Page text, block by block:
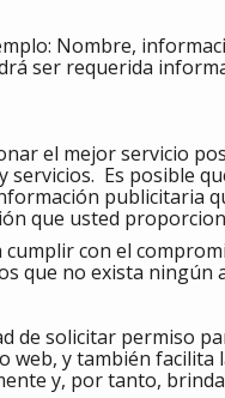
Nombre,
ser requerida
el mejor servicio
Es posible
publicitaria
que usted
con el
que no exista ningún
de solicitar permiso
y también
y, por tanto,